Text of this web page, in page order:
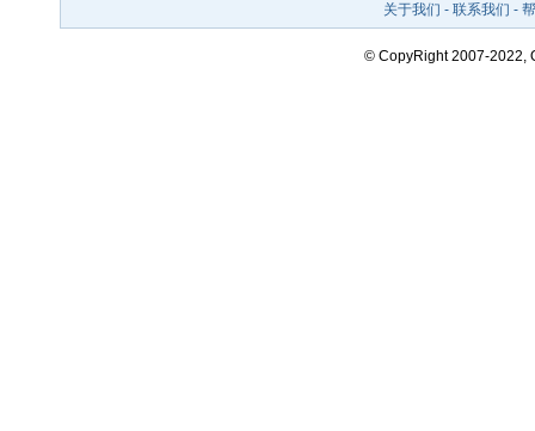
关于我们 - 联系我们 -
© CopyRight 2007-2022,